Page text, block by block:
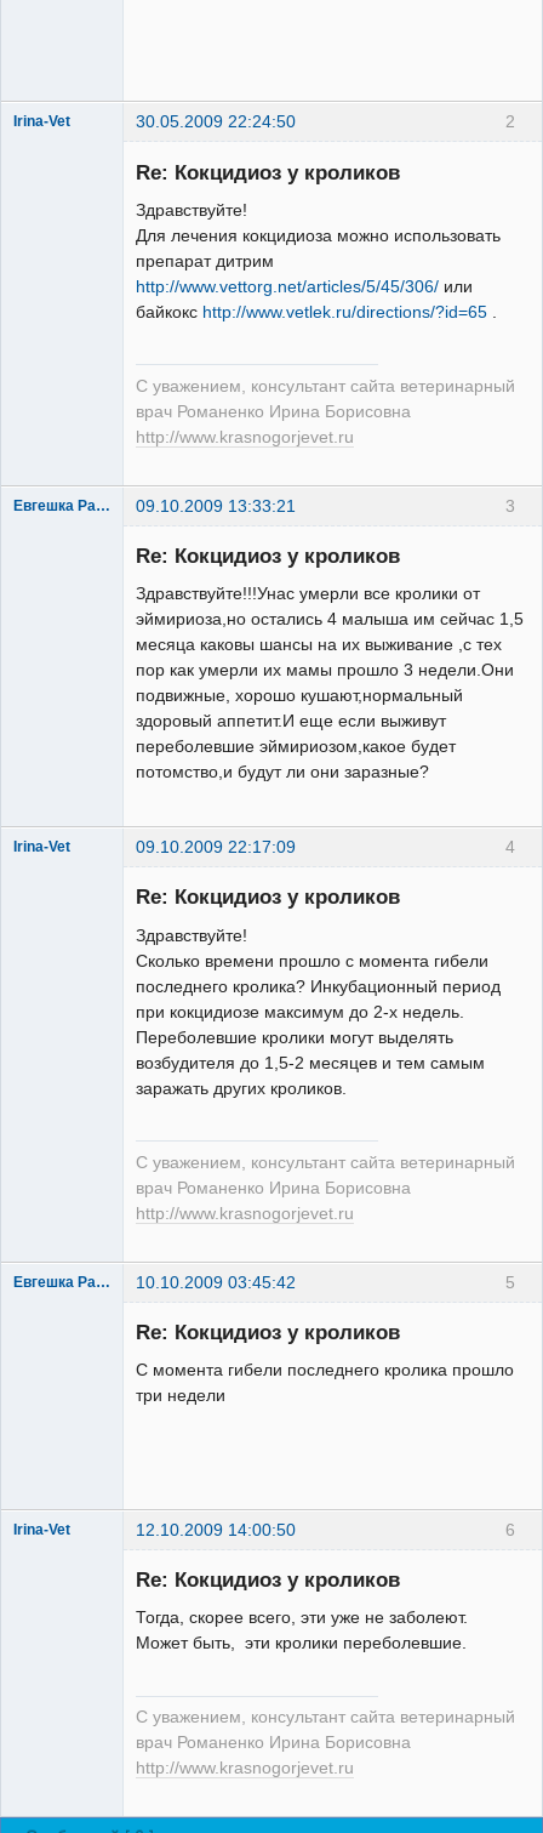
2
Irina-Vet 30.05.2009 22:24:50
Re: Кокцидиоз у кроликов
Здравствуйте!
Для лечения кокцидиоза можно использовать
препарат дитрим
http://www.vettorg.net/articles/5/45/306/ или
байкокс http://www.vetlek.ru/directions/?id=65
С уважением, консультант сайта ветеринарный
врач Романенко Ирина Борисовна
http://www.krasnogorjevet.ru
3
Евгешка Радость 09.10.2009 13:33:21
Зарегистрированный
Re: Кокцидиоз у кроликов
Здравствуйте!!!Унас умерли все кролики от
эймириоза,но остались 4 малыша им сейчас 1,5
месяца каковы шансы на их выживание ,с тех
пор как умерли их мамы прошло 3 недели.Они
подвижные, хорошо кушают,нормальный
здоровый аппетит.И еще если выживут
переболевшие эймириозом,какое будет
потомство,и будут ли они заразные?
4
Irina-Vet 09.10.2009 22:17:09
Re: Кокцидиоз у кроликов
Здравствуйте!
Сколько времени прошло с момента гибели
последнего кролика? Инкубационный период
при кокцидиозе максимум до 2-х недель.
Переболевшие кролики могут выделять
возбудителя до 1,5-2 месяцев и тем самым
заражать других кроликов.
С уважением, консультант сайта ветеринарный
врач Романенко Ирина Борисовна
http://www.krasnogorjevet.ru
5
Евгешка Радость 10.10.2009 03:45:42
Зарегистрированный
Re: Кокцидиоз у кроликов
С момента гибели последнего кролика прошло
три недели
6
Irina-Vet 12.10.2009 14:00:50
Re: Кокцидиоз у кроликов
Тогда, скорее всего, эти уже не заболеют.
Может быть, эти кролики переболевшие.
С уважением, консультант сайта ветеринарный
врач Романенко Ирина Борисовна
http://www.krasnogorjevet.ru